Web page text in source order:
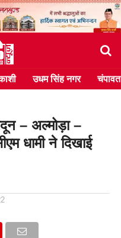
उधम सिंह नगर चंपावत
– अल्मोड़ा –
धामी ने दिखाई